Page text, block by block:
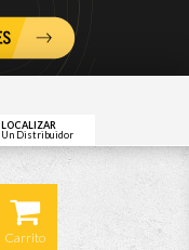
LOCALIZAR
Un Distribuidor
Carrito